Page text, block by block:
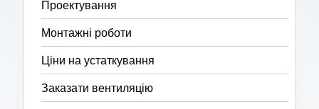
Проектування
Монтажні роботи
Ціни на устаткування
Заказати вентиляцію